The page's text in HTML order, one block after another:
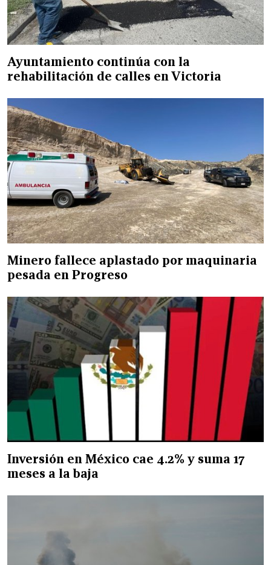
Ayuntamiento continúa con la
rehabilitación de calles en Victoria
Minero fallece aplastado por maquinaria
pesada en Progreso
Inversión en México cae 4.2% y suma 17
meses a la baja